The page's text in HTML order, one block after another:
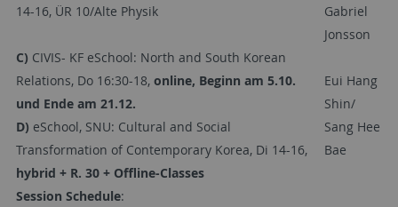
14-16, ÜR 10/Alte Physik
C) CIVIS- KF eSchool: North and South Korean
Relations, Do 16:30-18, online, Beginn am 5.10.
und Ende am 21.12.
D) eSchool, SNU: Cultural and Social
Transformation of Contemporary Korea, Di 14-16,
hybrid + R. 30 + Offline-Classes
Session Schedule:
Gabriel
Jonsson
Eui Hang
Shin/
Sang Hee
Bae